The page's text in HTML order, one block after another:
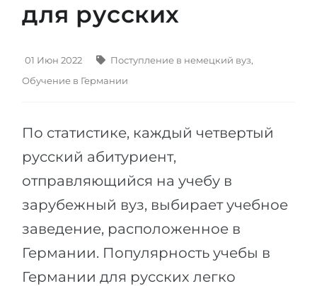
Языковая виза
Штудиенколлеги
Курсы штудиенколлег
Подготовка к вузу
Подготовка к штудиенколлег
Специальные курсы
Математика
Штудиенколлег
Магистратура
Второе Высшее
Школы 11 классов
Школы 12 классов (NIS)
Колледжа
IB-Diploma
1 курса
2-3 курса
для русских
01 Июн 2022 Поступление в немецкий вуз,
Обучение в Германии
По статистике, каждый четвертый
русский абитуриент,
отправляющийся на учебу в
зарубежный вуз, выбирает учебное
заведение, расположенное в
Германии. Популярность учебы в
Германии для русских легко